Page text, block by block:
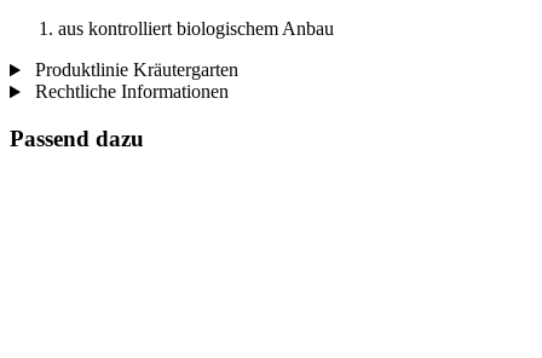
aus kontrolliert biologischem Anbau
Produktlinie Kräutergarten
Rechtliche Informationen
Passend dazu